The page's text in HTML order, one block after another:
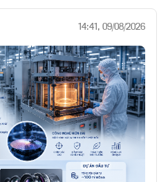
14:41, 09/08/2026